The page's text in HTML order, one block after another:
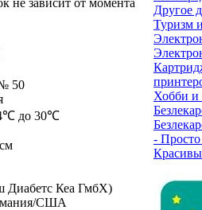
50
до 30℃
Диабетс Кеа ГмбХ)
США
Другое
Туризм
Хобби и
-